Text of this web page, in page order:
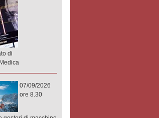
di
07/09/2026
ore 8.30